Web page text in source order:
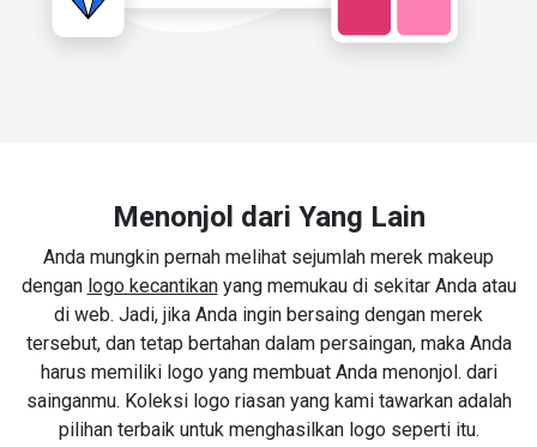
Menonjol dari Yang Lain
Anda mungkin pernah melihat sejumlah merek makeup
dengan logo kecantikanyang memukau di sekitar Anda atau
di web. Jadi, jika Anda ingin bersaing dengan merek
tersebut, dan tetap bertahan dalam persaingan, maka Anda
harus memiliki logo yang membuat Anda menonjol. dari
sainganmu. Koleksi logo riasan yang kami tawarkan adalah
pilihan terbaik untuk menghasilkan logo seperti itu.